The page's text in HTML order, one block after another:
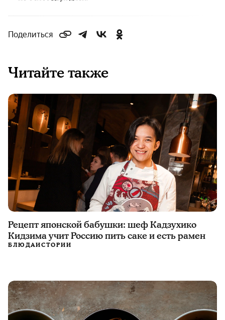
Поделиться
Читайте также
Рецепт японской бабушки: шеф Кадзухико
Кидзима учит Россию пить саке и есть рамен
БЛЮДАИСТОРИИ